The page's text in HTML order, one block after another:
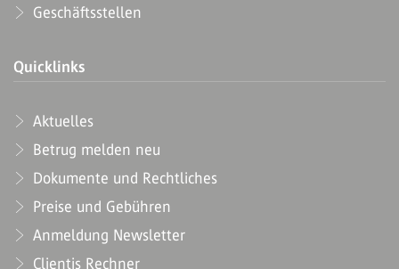
Geschäftsstellen
Quicklinks
Aktuelles
Betrug melden neu
Dokumente und Rechtliches
Preise und Gebühren
Anmeldung Newsletter
Clientis Rechner